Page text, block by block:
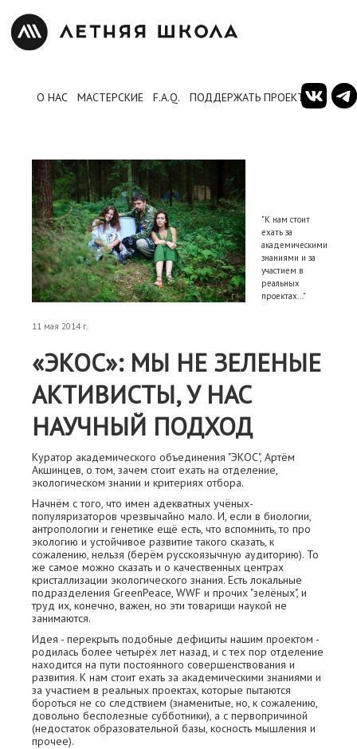
О НАС МАСТЕРСКИЕ F.A.Q. ПОДДЕРЖАТЬ ПРОЕКТ
"К нам стоит
ехать за
академическими
знаниями и за
участием в
реальных
проектах..."
11 мая 2014 г.
«ЭКОС»: МЫ НЕ ЗЕЛЕНЫЕ
АКТИВИСТЫ, У НАС
НАУЧНЫЙ ПОДХОД
Куратор академического объединения "ЭКОС", Артём
Акшинцев, о том, зачем стоит ехать на отделение,
экологическом знании и критериях отбора.
Начнём с того, что имен адекватных учёных-
популяризаторов чрезвычайно мало. И, если в биологии,
антропологии и генетике ещё есть, что вспомнить, то про
экологию и устойчивое развитие такого сказать, к
сожалению, нельзя (берём русскоязычную аудиторию). То
же самое можно сказать и о качественных центрах
кристаллизации экологического знания. Есть локальные
подразделения GreenPeace, WWF и прочих "зелёных", и
труд их, конечно, важен, но эти товарищи наукой не
занимаются.
Идея - перекрыть подобные дефициты нашим проектом -
родилась более четырёх лет назад, и с тех пор отделение
находится на пути постоянного совершенствования и
развития. К нам стоит ехать за академическими знаниями и
за участием в реальных проектах, которые пытаются
бороться не со следствием (знаменитые, но, к сожалению,
довольно бесполезные субботники), а с первопричиной
(недостаток образовательной базы, косность мышления и
прочее).